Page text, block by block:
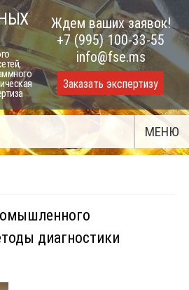
Ждем ваших заявок!
+7 (995) 100-33-55
info@fse.ms
Заказать экспертизу
МЕНЮ
диагностики